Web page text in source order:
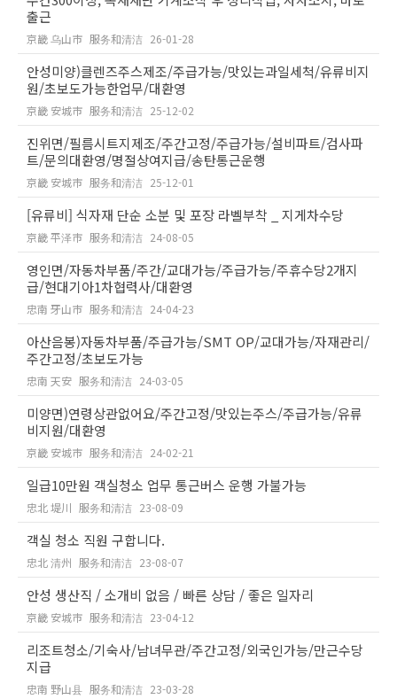
출근
京畿 乌山市 服务和清洁 26-01-28
안성미양)클렌즈주스제조/주급가능/맛있는과일세척/유류비지
원/초보도가능한업무/대환영
京畿 安城市 服务和清洁 25-12-02
진위면/필름시트지제조/주간고정/주급가능/설비파트/검사파
트/문의대환영/명절상여지급/송탄통근운행
京畿 安城市 服务和清洁 25-12-01
[유류비] 식자재 단순 소분 및 포장 라벨부착 _ 지게차수당
京畿 平泽市 服务和清洁 24-08-05
영인면/자동차부품/주간/교대가능/주급가능/주휴수당2개지
급/현대기아1차협력사/대환영
忠南 牙山市 服务和清洁 24-04-23
아산음봉)자동차부품/주급가능/SMT OP/교대가능/자재관리/
주간고정/초보도가능
忠南 天安 服务和清洁 24-03-05
미양면)연령상관없어요/주간고정/맛있는주스/주급가능/유류
비지원/대환영
京畿 安城市 服务和清洁 24-02-21
일급10만원 객실청소 업무 통근버스 운행 가불가능
忠北 堤川 服务和清洁 23-08-09
객실 청소 직원 구합니다.
忠北 清州 服务和清洁 23-08-07
안성 생산직 / 소개비 없음 / 빠른 상담 / 좋은 일자리
京畿 安城市 服务和清洁 23-04-12
리조트청소/기숙사/남녀무관/주간고정/외국인가능/만근수당
지급
忠南 野山县 服务和清洁 23-03-28